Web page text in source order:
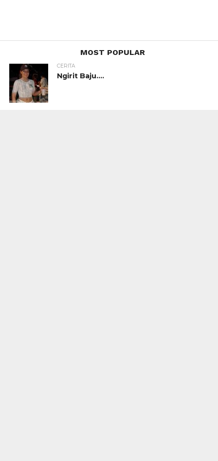
MOST POPULAR
CERITA
Ngirit Baju….